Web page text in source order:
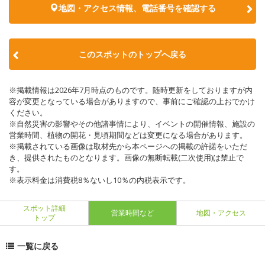
地図・アクセス情報、電話番号を確認する
このスポットのトップへ戻る
※掲載情報は2026年7月時点のものです。随時更新をしておりますが内
容が変更となっている場合がありますので、事前にご確認の上おでかけ
ください。
※自然災害の影響やその他諸事情により、イベントの開催情報、施設の
営業時間、植物の開花・見頃期間などは変更になる場合があります。
※掲載されている画像は取材先から本ページへの掲載の許諾をいただ
き、提供されたものとなります。画像の無断転載(二次使用)は禁止で
す。
※表示料金は消費税8％ないし10％の内税表示です。
スポット詳細
トップ
営業時間など 地図・アクセス
一覧に戻る